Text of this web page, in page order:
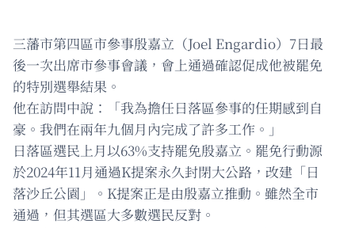
三藩市第四區市參事殷嘉立（Joel Engardio）7日最
後一次出席市參事會議，會上通過確認促成他被罷免
的特別選舉結果。
他在訪問中說：「我為擔任日落區參事的任期感到自
豪。我們在兩年九個月內完成了許多工作。」
日落區選民上月以63%支持罷免殷嘉立。罷免行動源
於2024年11月通過K提案永久封閉大公路，改建「日
落沙丘公園」。K提案正是由殷嘉立推動。雖然全市
通過，但其選區大多數選民反對。